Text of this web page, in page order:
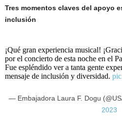
Tres momentos claves del apoyo
inclusión
¡Qué gran experiencia musical!
por el concierto de esta noche en el
Fue espléndido ver a tanta gente
mensaje de inclusión y diversidad.
— Embajadora Laura F. Dogu
2023